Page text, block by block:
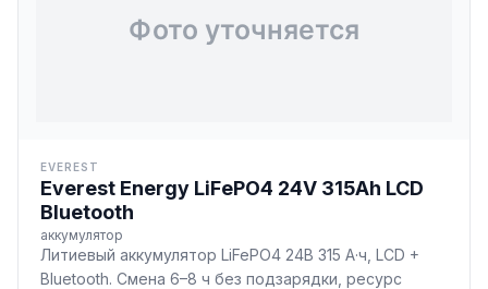
EVEREST
Everest Energy LiFePO4 24V 315Ah LCD
Bluetooth
аккумулятор
Литиевый аккумулятор LiFePO4 24В 315 А·ч, LCD +
Bluetooth. Смена 6–8 ч без подзарядки, ресурс